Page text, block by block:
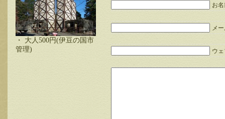
・ 大人500円(伊豆の国市
管理)
お
メ
ウ